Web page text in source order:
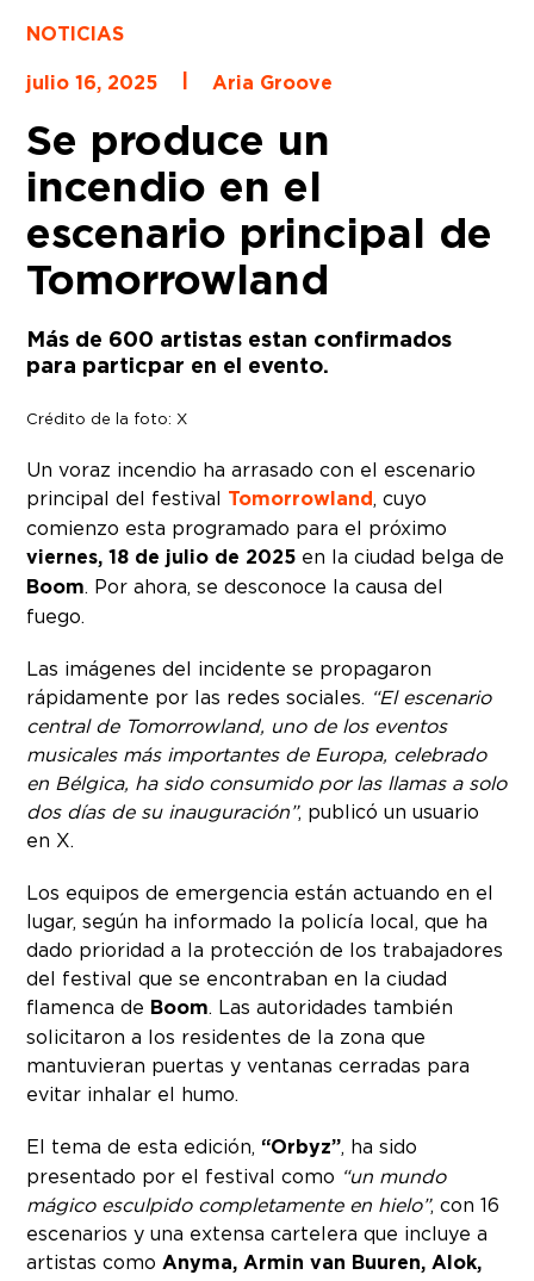
NOTICIAS
julio 16, 2025
Aria Groove
Se produce un
incendio en el
escenario principal de
Tomorrowland
Más de 600 artistas estan confirmados
para particpar en el evento.
Crédito de la foto: X
Un voraz incendio ha arrasado con el escenario
principal del festival Tomorrowland, cuyo
comienzo esta programado para el próximo
viernes, 18 de julio de 2025 en la ciudad belga de
Boom. Por ahora, se desconoce la causa del
fuego.
Las imágenes del incidente se propagaron
rápidamente por las redes sociales. “El escenario
central de Tomorrowland, uno de los eventos
musicales más importantes de Europa, celebrado
en Bélgica, ha sido consumido por las llamas a solo
dos días de su inauguración”, publicó un usuario
en X.
Los equipos de emergencia están actuando en el
lugar, según ha informado la policía local, que ha
dado prioridad a la protección de los trabajadores
del festival que se encontraban en la ciudad
flamenca de Boom. Las autoridades también
solicitaron a los residentes de la zona que
mantuvieran puertas y ventanas cerradas para
evitar inhalar el humo.
El tema de esta edición, “Orbyz”, ha sido
presentado por el festival como “un mundo
mágico esculpido completamente en hielo”, con 16
escenarios y una extensa cartelera que incluye a
artistas como Anyma, Armin van Buuren, Alok,